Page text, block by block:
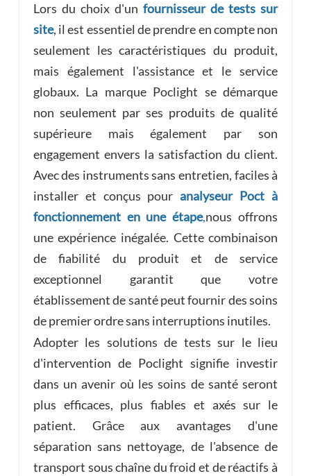
Lors du choix d'unfournisseur de tests sur
site, il est essentiel de prendre en compte non
seulement les caractéristiques du produit,
mais également l'assistance et le service
globaux. La marque Poclight se démarque
non seulement par ses produits de qualité
supérieure mais également par son
engagement envers la satisfaction du client.
Avec des instruments sans entretien, faciles à
installer et conçus pour analyseur Poct à
fonctionnement en une étape,nous offrons
une expérience inégalée. Cette combinaison
de fiabilité du produit et de service
exceptionnel garantit que votre
établissement de santé peut fournir des soins
de premier ordre sans interruptions inutiles.
Adopter les solutions de tests sur le lieu
d'intervention de Poclight signifie investir
dans un avenir où les soins de santé seront
plus efficaces, plus fiables et axés sur le
patient. Grâce aux avantages d'une
séparation sans nettoyage, de l'absence de
transport sous chaîne du froid et de réactifs à